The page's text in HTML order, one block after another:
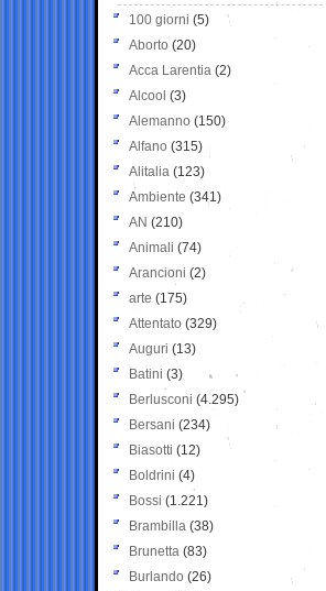
100 giorni (5)
Aborto (20)
Acca Larentia (2)
Alcool (3)
Alemanno (150)
Alfano (315)
Alitalia (123)
Ambiente (341)
AN (210)
Animali (74)
Arancioni (2)
arte (175)
Attentato (329)
Auguri (13)
Batini (3)
Berlusconi (4.295)
Bersani (234)
Biasotti (12)
Boldrini (4)
Bossi (1.221)
Brambilla (38)
Brunetta (83)
Burlando (26)